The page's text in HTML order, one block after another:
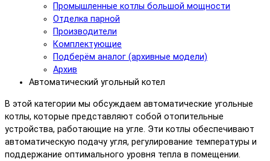
Промышленные котлы большой мощности
Отделка парной
Производители
Комплектующие
Подберём аналог (архивные модели)
Архив
Автоматический угольный котел
В этой категории мы обсуждаем автоматические угольные
котлы, которые представляют собой отопительные
устройства, работающие на угле. Эти котлы обеспечивают
автоматическую подачу угля, регулирование температуры и
поддержание оптимального уровня тепла в помещении.